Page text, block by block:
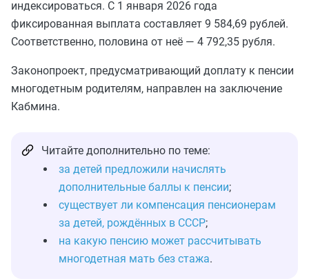
индексироваться. С 1 января 2026 года
фиксированная выплата составляет 9 584,69 рублей.
Соответственно, половина от неё — 4 792,35 рубля.
Законопроект, предусматривающий доплату к пенсии
многодетным родителям, направлен на заключение
Кабмина.
Читайте дополнительно по теме:
за детей предложили начислять
дополнительные баллы к пенсии;
существует ли компенсация пенсионерам
за детей, рождённых в СССР;
на какую пенсию может рассчитывать
многодетная мать без стажа.